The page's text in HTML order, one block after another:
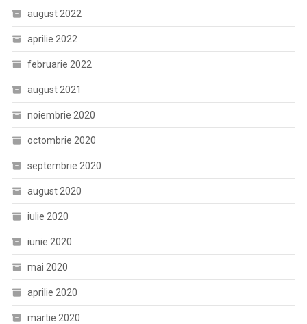
august 2022
aprilie 2022
februarie 2022
august 2021
noiembrie 2020
octombrie 2020
septembrie 2020
august 2020
iulie 2020
iunie 2020
mai 2020
aprilie 2020
martie 2020